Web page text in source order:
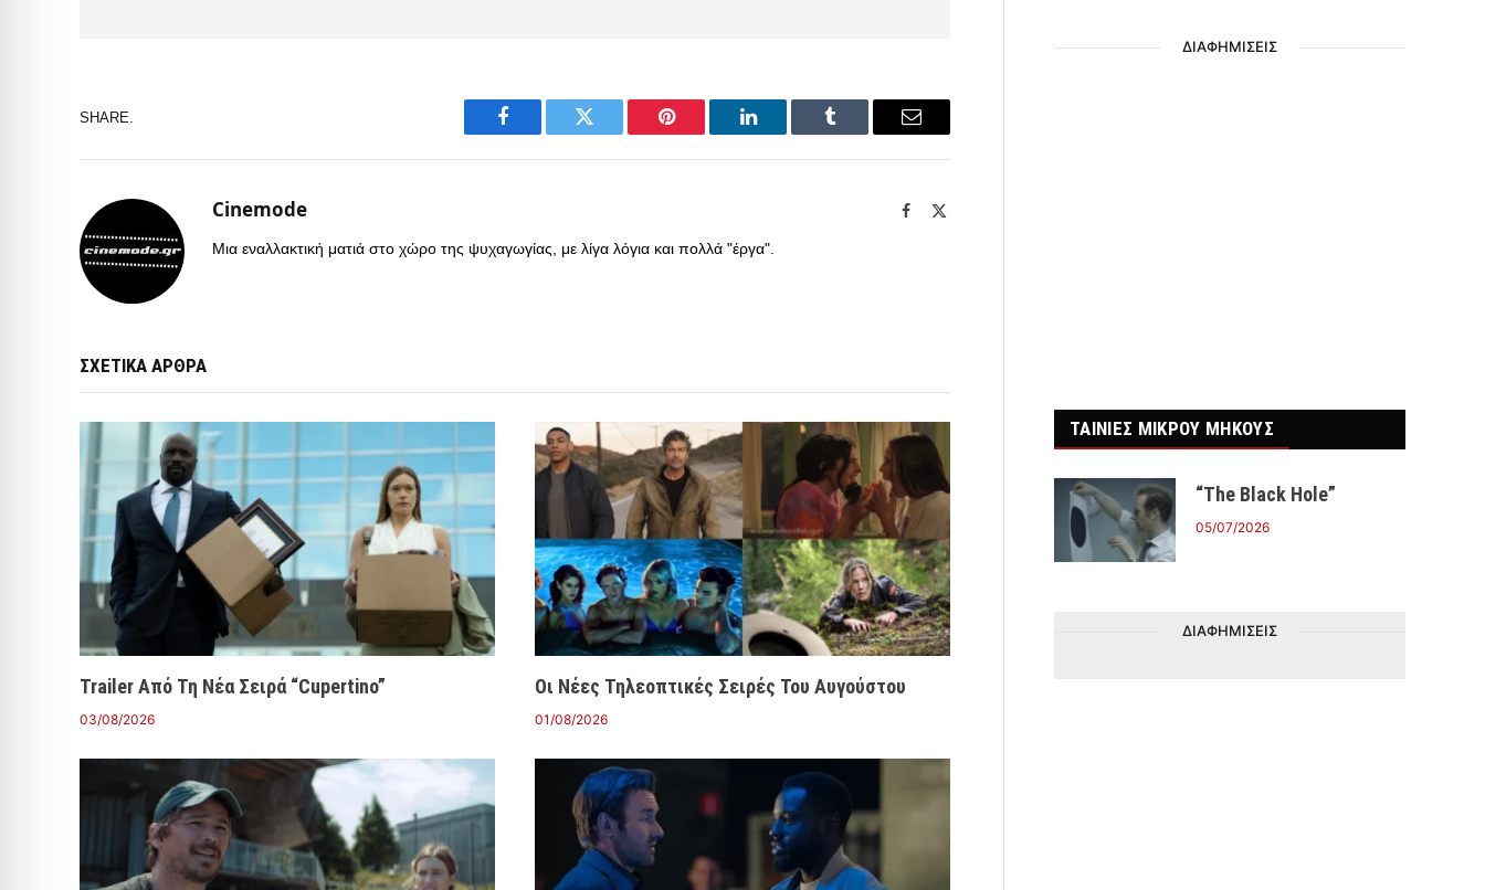
SHARE.
Facebook Twitter Pinterest LinkedIn Tumblr Email
Cinemode Facebook
Μια εναλλακτική ματιά στο χώρο της ψυχαγωγίας, με λίγα λόγια και πολλά "έργα".
ΣΧΕΤΙΚΑ ΑΡΘΡΑ
Trailer Από Τη Νέα Σειρά “Cupertino”
03/08/2026
Οι Νέες Τηλεοπτικές Σειρές Του Αυγούστου
01/08/2026
ΔΙΑΦΗΜΙΣΕΙΣ
ΤΑΙΝΙΕΣ ΜΙΚΡΟΥ ΜΗΚΟΥΣ
“The Black Hole”
05/07/2026
ΔΙΑΦΗΜΙΣΕΙΣ